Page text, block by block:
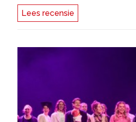
Lees recensie